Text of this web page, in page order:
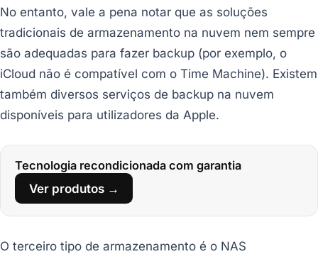
No entanto, vale a pena notar que as soluções
tradicionais de armazenamento na nuvem nem sempre
são adequadas para fazer backup (por exemplo, o
iCloud não é compatível com o Time Machine). Existem
também diversos serviços de backup na nuvem
disponíveis para utilizadores da Apple.
Tecnologia recondicionada com garantia
Ver produtos →
O terceiro tipo de armazenamento é o NAS